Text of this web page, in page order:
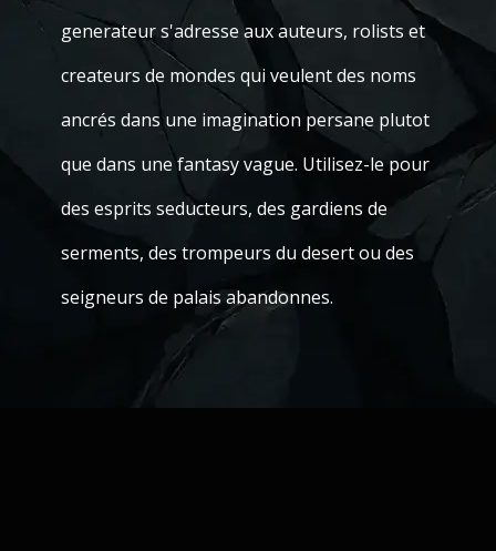
generateur s'adresse aux auteurs, rolists et
createurs de mondes qui veulent des noms
ancrés dans une imagination persane plutot
que dans une fantasy vague. Utilisez-le pour
des esprits seducteurs, des gardiens de
serments, des trompeurs du desert ou des
seigneurs de palais abandonnes.